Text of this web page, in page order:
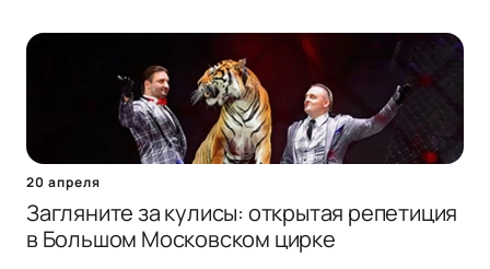
20 апреля
Загляните за кулисы: открытая репетиция
в Большом Московском цирке